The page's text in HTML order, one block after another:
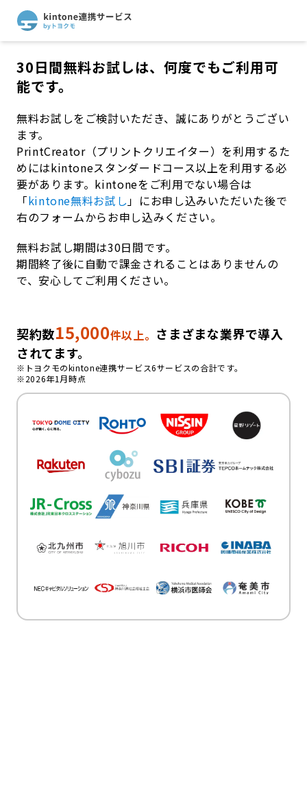
30日間無料お試しは、何度でもご利用可
能です。
無料お試しをご検討いただき、誠にありがとうござい
ます。
PrintCreator（プリントクリエイター） を利用するた
めにはkintoneスタンダードコース以上を利用する必
要があります。kintoneをご利用でない場合は
「kintone無料お試し」にお申し込みいただいた後で
右のフォームからお申し込みください。
無料お試し期間は30日間です。
期間終了後に自動で課金されることはありませんの
で、安心してご利用ください。
契約数15,000件以上。 さまざまな業界で導入
されてます。
※トヨクモのkintone連携サービス6サービスの合計です。
※2026年1月時点